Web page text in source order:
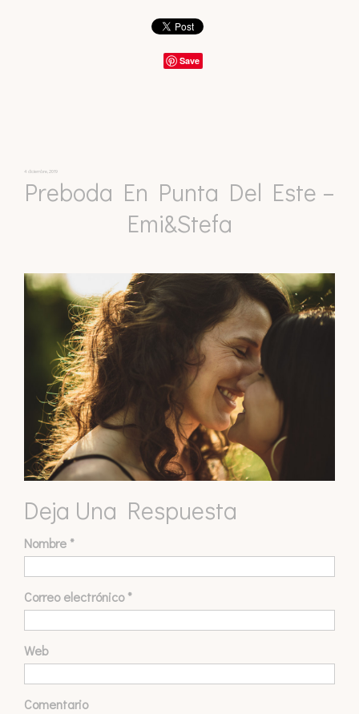
Save
4 diciembre, 2019
Preboda En Punta Del Este –
Emi&Stefa
Deja Una Respuesta
Nombre *
Correo electrónico*
Web
Comentario